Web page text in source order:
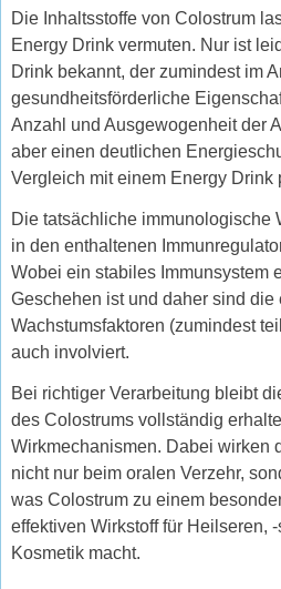
Die Inhaltsstoffe von Colostrum
Energy Drink vermuten. Nur ist
Drink bekannt, der zumindest im
gesundheitsförderliche
Anzahl und Ausgewogenheit der
aber einen deutlichen
Vergleich mit einem Energy Drink
Die tatsächliche immunologische
in den enthaltenen
Wobei ein stabiles Immunsystem
Geschehen ist und daher sind die
Wachstumsfaktoren (zumindest
auch involviert.
Bei richtiger Verarbeitung bleibt
des Colostrums vollständig
Wirkmechanismen. Dabei wirken
nicht nur beim oralen Verzehr,
was Colostrum zu einem
effektiven Wirkstoff für Heilseren,
Kosmetik macht.